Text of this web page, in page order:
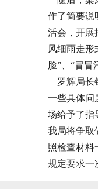
作了简要说
活会，开展
风细雨走形
脸”、“冒冒
罗辉局长
一些具体问
场给予了指
我局将争取
照检查材料
规定要求一